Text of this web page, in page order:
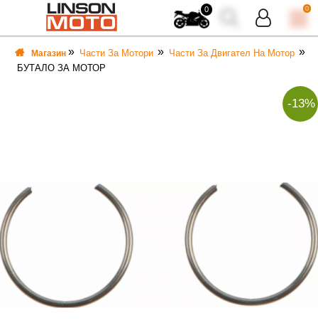
0 0
Магазин Части За Мотори
Части За Двигател На Мотор
БУТАЛО ЗА МОТОР
-13%